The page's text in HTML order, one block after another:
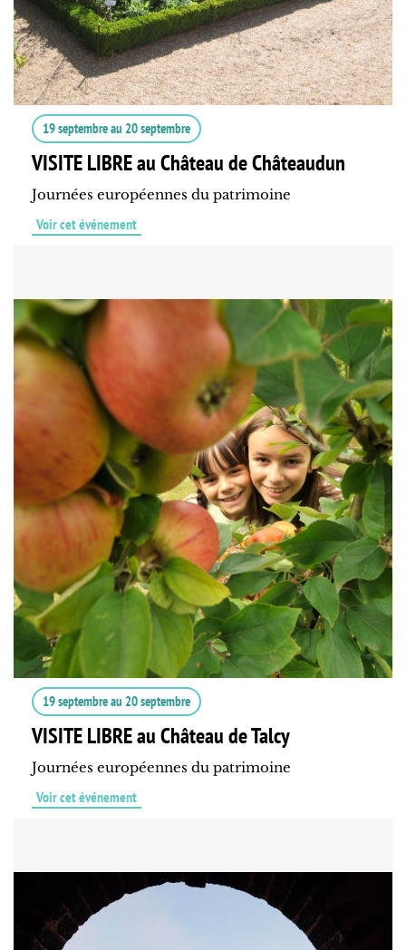
19 septembreau 20 septembre
VISITE LIBRE au Château de Châteaudun
Journées européennes du patrimoine
Voir cet événement
19 septembreau 20 septembre
VISITE LIBRE au Château de Talcy
Journées européennes du patrimoine
Voir cet événement